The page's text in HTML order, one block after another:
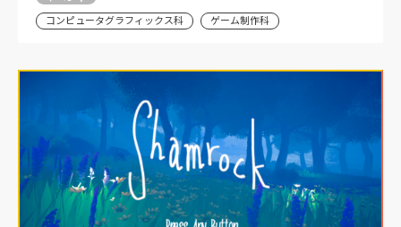
コンピュータグラフィックス科 ゲーム制作科